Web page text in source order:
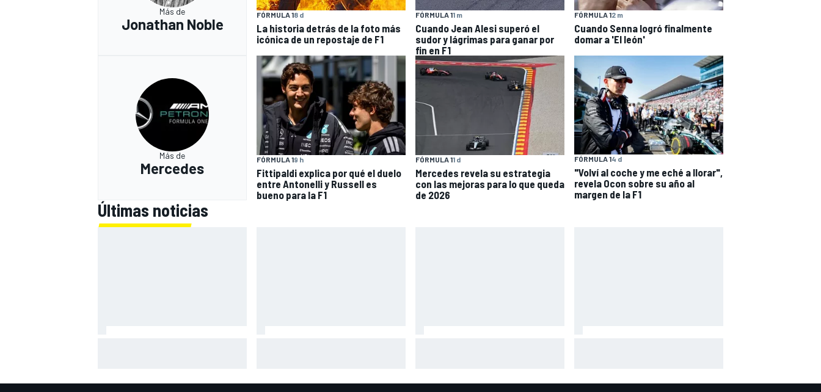
Más de
Jonathan Noble
FÓRMULA 18 d
La historia detrás de la foto más
icónica de un repostaje de F1
FÓRMULA 11 m
Cuando Jean Alesi superó el
sudor y lágrimas para ganar por
fin en F1
FÓRMULA 12 m
Cuando Senna logró finalmente
domar a 'El león'
Más de
Mercedes
FÓRMULA 19 h
Fittipaldi explica por qué el duelo
entre Antonelli y Russell es
bueno para la F1
FÓRMULA 11 d
Mercedes revela su estrategia
con las mejoras para lo que queda
de 2026
FÓRMULA 14 d
"Volví al coche y me eché a llorar",
revela Ocon sobre su año al
margen de la F1
Últimas noticias